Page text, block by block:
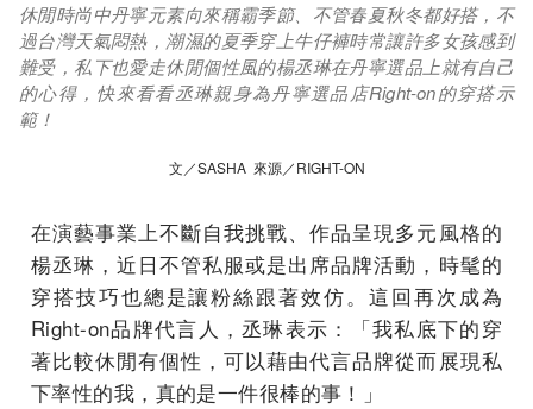
休閒時尚中丹寧元素向來稱霸季節、不管春夏秋冬都好搭，不
過台灣天氣悶熱，潮濕的夏季穿上牛仔褲時常讓許多女孩感到
難受，私下也愛走休閒個性風的楊丞琳在丹寧選品上就有自己
的心得，快來看看丞琳親身為丹寧選品店Right-on的穿搭示
範！
文／SASHA 來源／RIGHT-ON
在演藝事業上不斷自我挑戰、作品呈現多元風格的
楊丞琳，近日不管私服或是出席品牌活動，時髦的
穿搭技巧也總是讓粉絲跟著效仿。這回再次成為
Right-on品牌代言人，丞琳表示：「我私底下的穿
著比較休閒有個性，可以藉由代言品牌從而展現私
下率性的我，真的是一件很棒的事！」